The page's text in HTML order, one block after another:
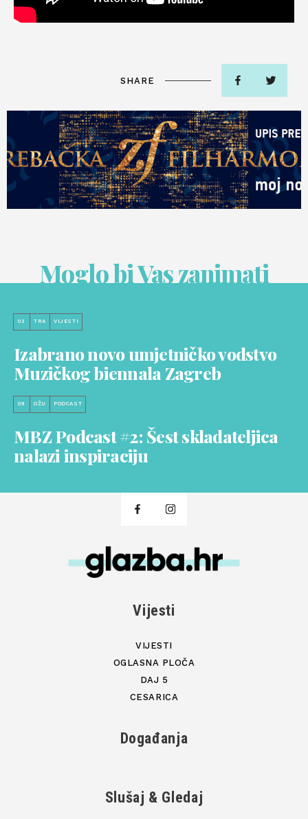
SHARE
Moglo bi Vas zanimati
03 TRA VIJESTI
Izabrano novo umjetničko vodstvo
Muzičkog biennala Zagreb
09 OŽU PODCAST
MBZ Podcast #2: Šest skladateljica
nalazi inspiraciju
Vijesti
VIJESTI
OGLASNA PLOČA
DAJ 5
CESARICA
Događanja
Slušaj & Gledaj